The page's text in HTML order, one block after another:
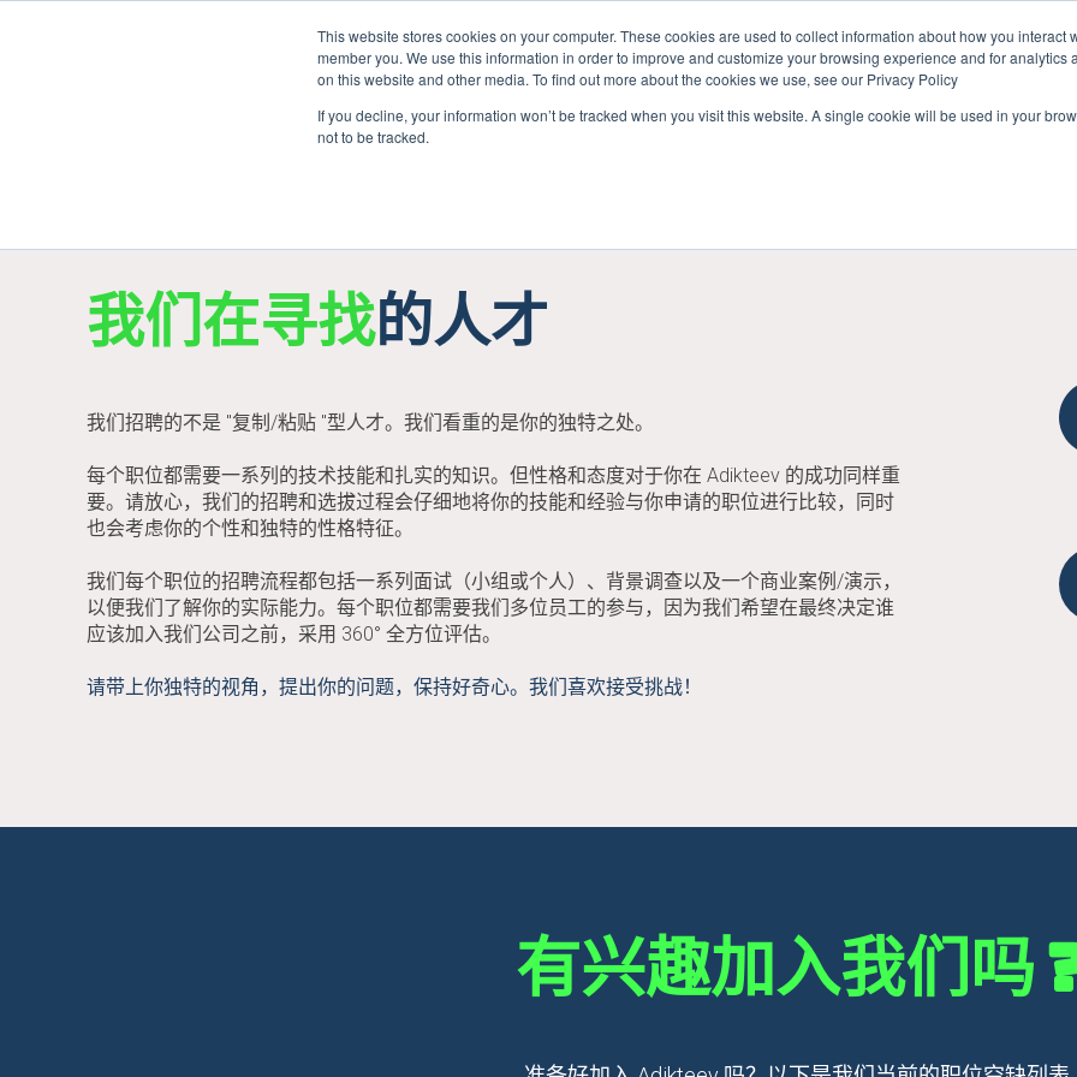
This website stores cookies on your computer. These cookies are used to collect information about how you interact
member you. We use this information in order to improve and customize your browsing experience and for analytics
on this website and other media. To find out more about the cookies we use, see our Privacy Policy
If you decline, your information won’t be tracked when you visit this website. A single cookie will be used in your
not to be tracked.
User Retention User Acquisition
我们在寻找的人才
我们招聘的不是 "复制/粘贴 "型人才。我们看重的是你的独特之处。
每个职位都需要一系列的技术技能和扎实的知识。但性格和态度对于你在 Adikteev 的成功同样重
要。请放心，我们的招聘和选拔过程会仔细地将你的技能和经验与你申请的职位进行比较，同时
也会考虑你的个性和独特的性格特征。
我们每个职位的招聘流程都包括一系列面试（小组或个人）、背景调查以及一个商业案例/演示，
以便我们了解你的实际能力。每个职位都需要我们多位员工的参与，因为我们希望在最终决定谁
应该加入我们公司之前，采用 360° 全方位评估。
请带上你独特的视角，提出你的问题，保持好奇心。我们喜欢接受挑战！
有兴趣加入我们吗